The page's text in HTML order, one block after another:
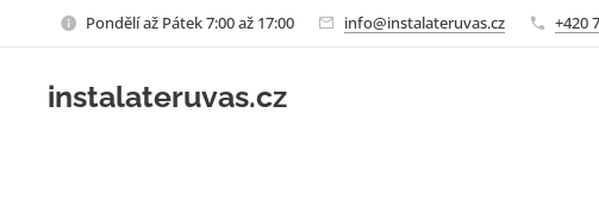
Pondělí až Pátek 7:00 až 17:00 info@instalateruvas.cz +420
instalateruvas.cz